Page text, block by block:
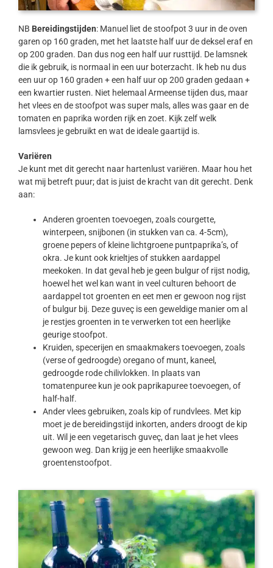
NB Bereidingstijden: Manuel liet de stoofpot 3 uur in de oven
garen op 160 graden, met het laatste half uur de deksel eraf en
op 200 graden. Dan dus nog een half uur rusttijd. De lamsnek
die ik gebruik, is normaal in een uur boterzacht. Ik heb nu dus
een uur op 160 graden + een half uur op 200 graden gedaan +
een kwartier rusten. Niet helemaal Armeense tijden dus, maar
het vlees en de stoofpot was super mals, alles was gaar en de
tomaten en paprika worden rijk en zoet. Kijk zelf welk
lamsvlees je gebruikt en wat de ideale gaartijd is.
Variëren
Je kunt met dit gerecht naar hartenlust variëren. Maar hou het
wat mij betreft puur; dat is juist de kracht van dit gerecht. Denk
aan:
Anderen groenten toevoegen, zoals courgette,
winterpeen, snijbonen (in stukken van ca. 4-5cm),
groene pepers of kleine lichtgroene puntpaprika’s, of
okra. Je kunt ook krieltjes of stukken aardappel
meekoken. In dat geval heb je geen bulgur of rijst nodig,
hoewel het wel kan want in veel culturen behoort de
aardappel tot groenten en eet men er gewoon nog rijst
of bulgur bij. Deze guveç is een geweldige manier om al
je restjes groenten in te verwerken tot een heerlijke
geurige stoofpot.
Kruiden, specerijen en smaakmakers toevoegen, zoals
(verse of gedroogde) oregano of munt, kaneel,
gedroogde rode chilivlokken. In plaats van
tomatenpuree kun je ook paprikapuree toevoegen, of
half-half.
Ander vlees gebruiken, zoals kip of rundvlees. Met kip
moet je de bereidingstijd inkorten, anders droogt de kip
uit. Wil je een vegetarisch guveç, dan laat je het vlees
gewoon weg. Dan krijg je een heerlijke smaakvolle
groentenstoofpot.